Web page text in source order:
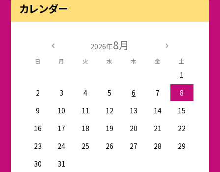
カレンダー
2026年8月
日 月 火 水 木 金 土
1
2
3 4 5 6 7
8
9
10 11 12 13 14
15
16
17 18 19 20 21
22
23
24 25 26 27 28
29
30
31